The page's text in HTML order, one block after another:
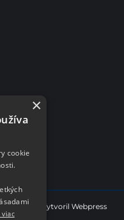
7001
| Vytvoril Webpress
×
cookie
viac